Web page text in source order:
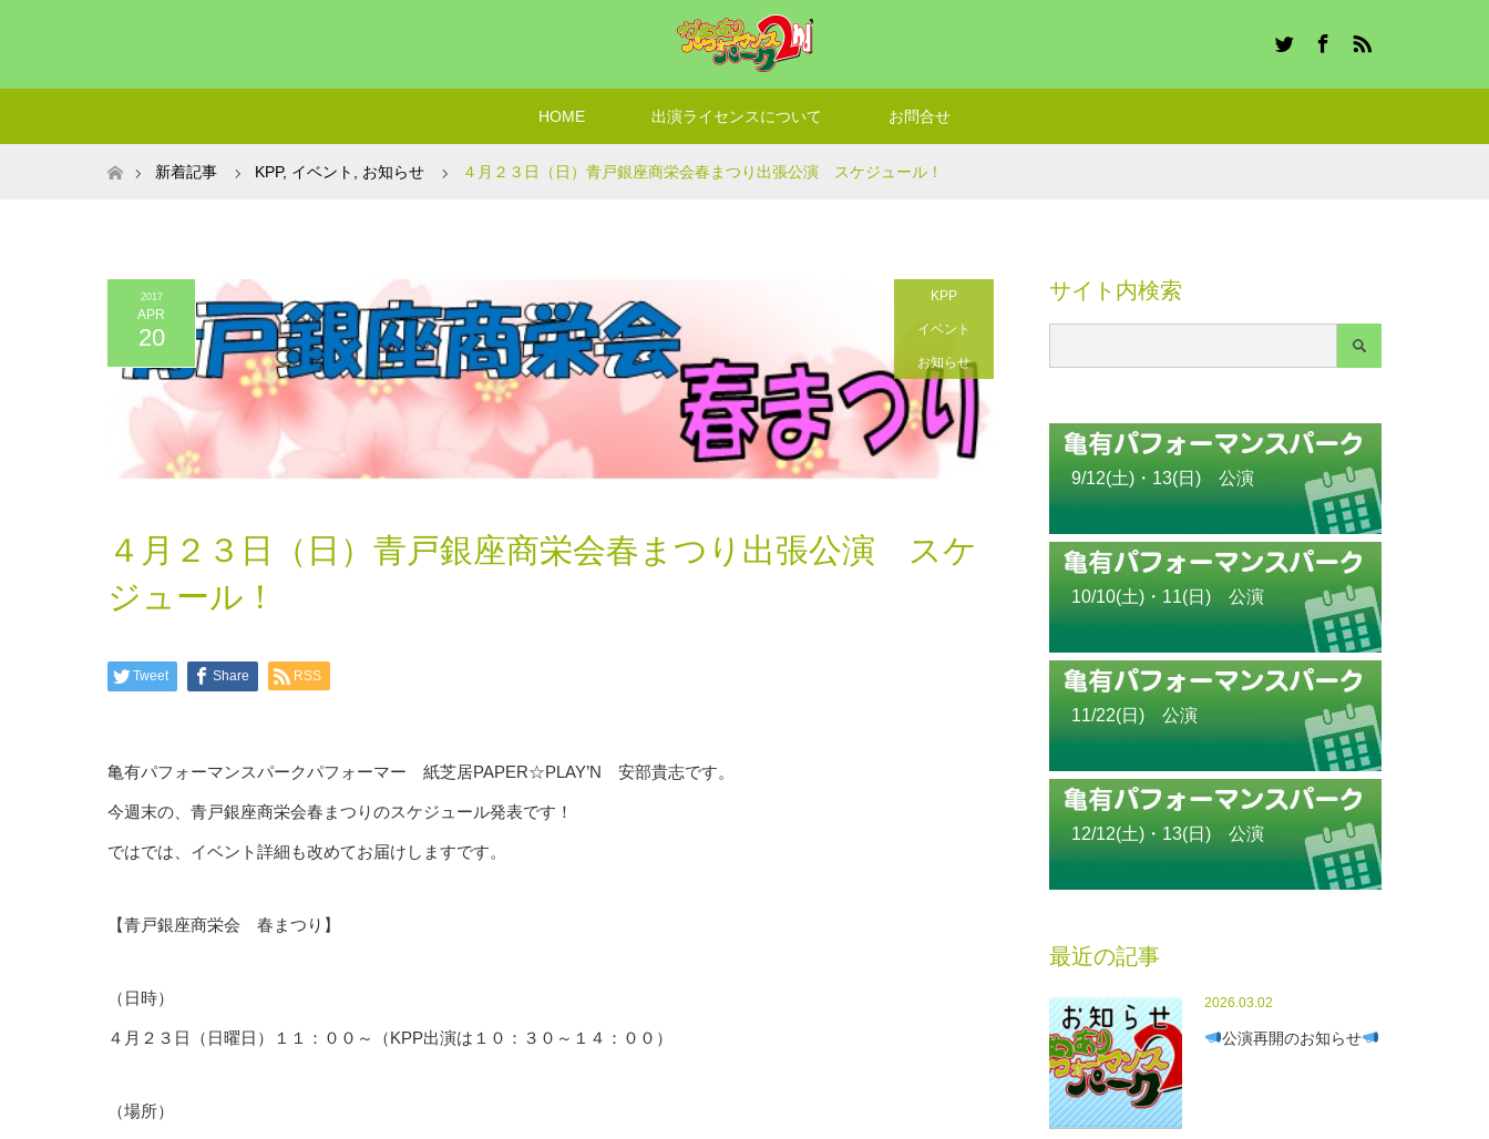
HOME 出演ライセンスについて お問合せ
ホーム新着記事 KPP, イベント お知らせ ４月２３日（日）青戸銀座商栄会春まつり出張公演 スケジュール！
2017
APR
20
KPP
イベント
お知らせ
４月２３日（日）青戸銀座商栄会春まつり出張公演 スケ
ジュール！
Tweet Share RSS
亀有パフォーマンスパークパフォーマー 紙芝居PAPER☆PLAY’N 安部貴志です。
今週末の、青戸銀座商栄会春まつりのスケジュール発表です！
ではでは、イベント詳細も改めてお届けしますです。
【青戸銀座商栄会 春まつり】
（日時）
４月２３日（日曜日）１１：００～（KPP出演は１０：３０～１４：００）
（場所）
サイト内検索
9/12(土)・13(日) 公演
10/10(土)・11(日) 公演
11/22(日) 公演
12/12(土)・13(日) 公演
最近の記事
2026.03.02
公演再開のお知らせ